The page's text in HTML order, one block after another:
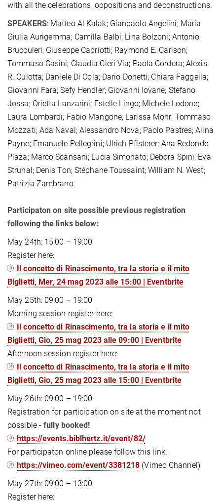
with all the celebrations, oppositions and deconstructions.
SPEAKERS: Matteo Al Kalak; Gianpaolo Angelini; Maria
Giulia Aurigemma; Camilla Balbi; Lina Bolzoni; Antonio
Brucculeri; Giuseppe Capriotti; Raymond E. Carlson;
Tommaso Casini; Claudia Cieri Via; Paola Cordera; Alexis
R. Culotta; Daniele Di Cola; Dario Donetti; Chiara Faggella;
Giovanni Fara; Sefy Hendler; Giovanni Iovane; Stefano
Jossa; Orietta Lanzarini; Estelle Lingo; Michele Lodone;
Laura Lombardi; Fabio Mangone; Larissa Mohr; Tommaso
Mozzati; Ada Naval; Alessandro Nova; Paolo Pastres; Alina
Payne; Emanuele Pellegrini; Ulrich Pfisterer; Ana Redondo
Plaza; Marco Scansani; Lucia Simonato; Debora Spini; Eva
Struhal; Denis Ton; Stéphane Toussaint; William N. West;
Patrizia Zambrano.
Participaton on site possible previous registration
following the links below:
May 24th: 15:00 – 19:00
Register here:
Il concetto di Rinascimento, tra la storia e il mito
Biglietti, Mer, 24 mag 2023 alle 15:00 | Eventbrite
May 25th: 09:00 – 19:00
Morning session register here:
Il concetto di Rinascimento, tra la storia e il mito
Biglietti, Gio, 25 mag 2023 alle 09:00 | Eventbrite
Afternoon session register here:
Il concetto di Rinascimento, tra la storia e il mito
Biglietti, Gio, 25 mag 2023 alle 15:00 | Eventbrite
May 26th: 09:00 – 19:00
Registration for participation on site at the moment not
possible - fully booked!
https://events.biblhertz.it/event/82/
For participaton online please follow this link:
https://vimeo.com/event/3381218 (Vimeo Channel)
May 27th: 09:00 – 13:00
Register here: